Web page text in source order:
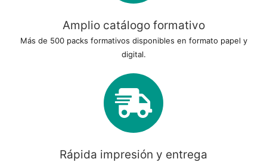
Amplio catálogo formativo
Más de 500 packs formativos disponibles en formato papel y
digital.
Rápida impresión y entrega